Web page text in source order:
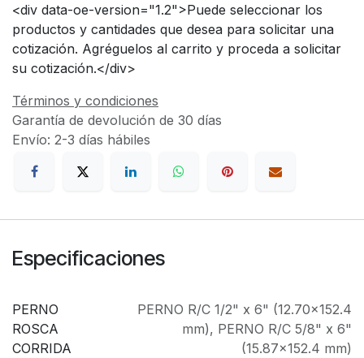
<div data-oe-version="1.2">Puede seleccionar los
productos y cantidades que desea para solicitar una
cotización. Agréguelos al carrito y proceda a solicitar
su cotización.</div>
Términos y condiciones
Garantía de devolución de 30 días
Envío: 2-3 días hábiles
Especificaciones
PERNO
ROSCA
CORRIDA
PERNO R/C 1/2" x 6" (12.70x152.4
mm), PERNO R/C 5/8" x 6"
(15.87x152.4 mm)